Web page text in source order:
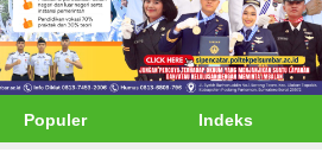
Populer Indeks